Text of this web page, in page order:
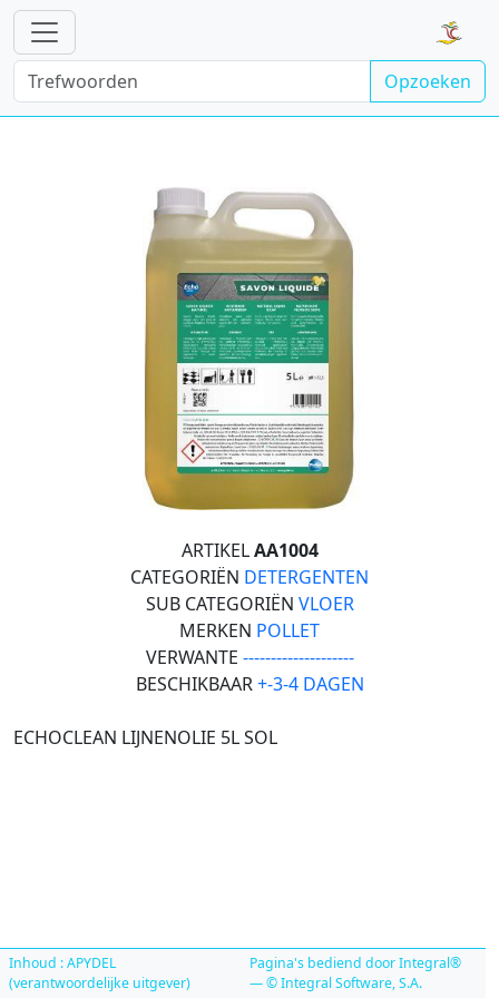
Opzoeken
ARTIKELAA1004
CATEGORIËN DETERGENTEN
SUB CATEGORIËN VLOER
MERKEN POLLET
VERWANTE --------------------
BESCHIKBAAR+-3-4 DAGEN
ECHOCLEAN LIJNENOLIE 5L SOL
Inhoud : APYDEL
(verantwoordelijke uitgever)
Pagina's bediend door Integral®
— © Integral Software, S.A.